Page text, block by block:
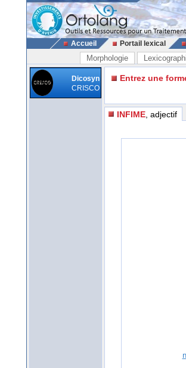
Accueil Portail lexical
Morphologie
Dicosyn
CRISCO
Entrez une
INFIME , adjectif